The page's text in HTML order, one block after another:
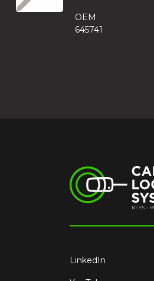
OEM
645741
LinkedIn